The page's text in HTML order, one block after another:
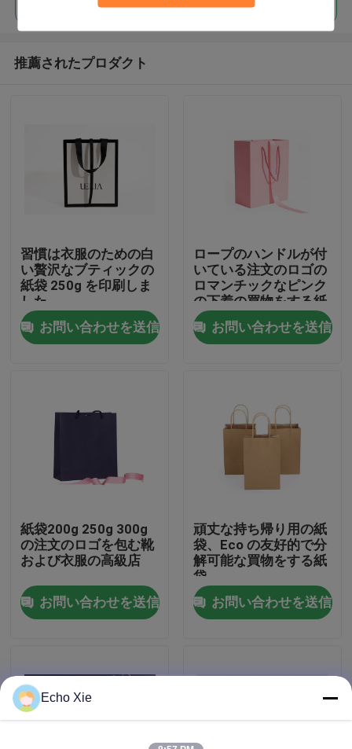
家
プロダクト
私達に連絡しなさい
引用を要求しなさい
10ml ガラスびん箱
推薦されたプロダクト
習慣は衣服のための白
い贅沢なブティックの
紙袋 250g を印刷しま
した
お問い合わせを送信
ロープのハンドルが付
いている注文のロゴの
ロマンチックなピンク
の下着の買物をする紙
袋
お問い合わせを送信
紙袋200g 250g 300g
の注文のロゴを包む靴
および衣服の高級店
お問い合わせを送信
頑丈な持ち帰り用の紙
袋、Eco の友好的で分
解可能な買物をする紙
袋
お問い合わせを送信
Echo Xie